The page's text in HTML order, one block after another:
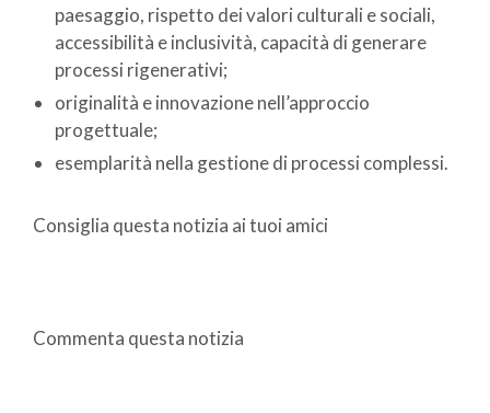
paesaggio, rispetto dei valori culturali e sociali,
accessibilità e inclusività, capacità di generare
processi rigenerativi;
originalità e innovazione nell’approccio
progettuale;
esemplarità nella gestione di processi complessi.
Consiglia questa notizia ai tuoi amici
Commenta questa notizia